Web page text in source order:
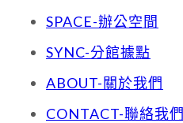
SPACE-辦公空間
SYNC-分館據點
ABOUT-關於我們
CONTACT-聯絡我們